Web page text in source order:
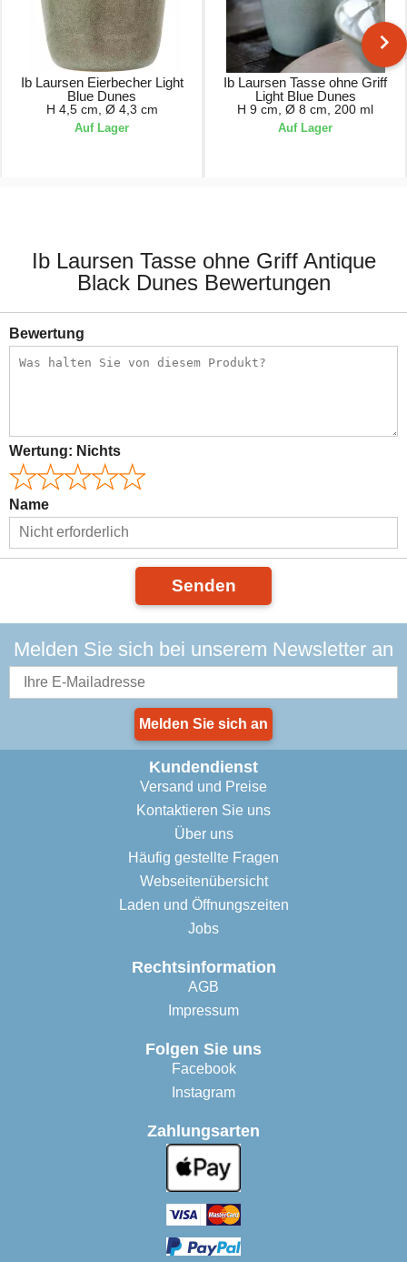
Ib Laursen Eierbecher Light
Blue Dunes
H 4,5 cm, Ø 4,3 cm
Auf Lager
Ib Laursen Tasse ohne Griff
Light Blue Dunes
H 9 cm, Ø 8 cm, 200 ml
Auf Lager
Ib Laursen Tasse ohne Griff Antique
Black Dunes Bewertungen
Bewertung
Wertung: Nichts
Name
Senden
Melden Sie sich bei unserem Newsletter an
Melden Sie sich an
Kundendienst
Versand und Preise
Kontaktieren Sie uns
Über uns
Häufig gestellte Fragen
Webseitenübersicht
Laden und Öffnungszeiten
Jobs
Rechtsinformation
AGB
Impressum
Folgen Sie uns
Facebook
Instagram
Zahlungsarten